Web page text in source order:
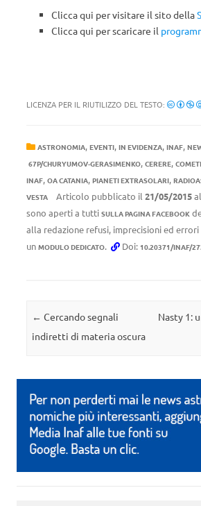
Clicca qui per visitare il sito della
Clicca qui per scaricare il
LICENZA PER IL RIUTILIZZO DEL TESTO:
ASTRONOMIA, EVENTI, IN EVIDENZA, INAF,
67P/CHURYUMOV-GERASIMENKO, CERERE,
INAF, OA CATANIA, PIANETI EXTRASOLARI,
VESTA Articolo pubblicato il 21/05/2015
sono aperti a tutti SULLA PAGINA FACEBOOK
alla redazione refusi, imprecisioni ed
un MODULO DEDICATO. Doi: 10.20371/INAF/
Navigazione articolo
← Cercando segnali
indiretti di materia oscura
Nasty 1: